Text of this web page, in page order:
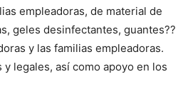
empleadoras, de material de
geles desinfectantes, guantes??
y las familias empleadoras.
legales, así como apoyo en los